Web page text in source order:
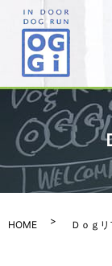
HOME Ｄｏｇ